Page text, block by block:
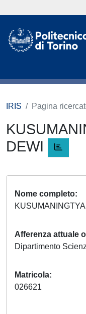
IRIS Pagina
DEWI
Nome completo
Afferenza attuale
Dipartimento
Matricola
026621